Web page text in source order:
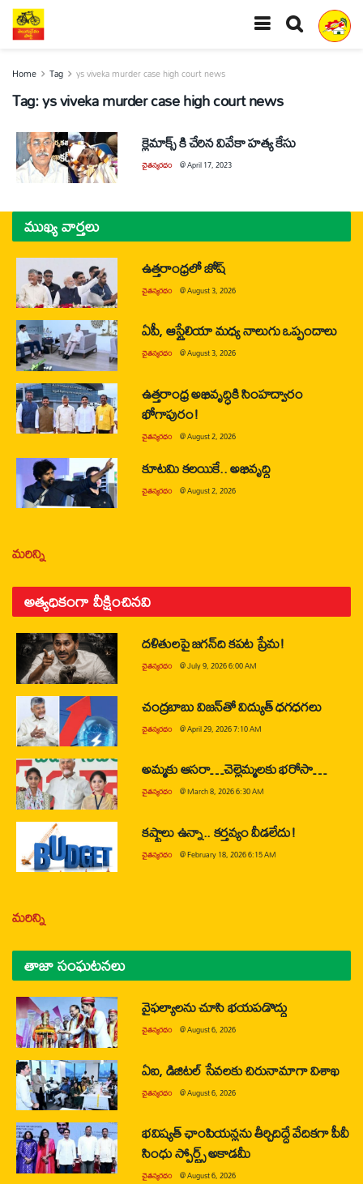
Home Tag ys viveka murder case high court news
Tag:ys viveka murder case high court news
క్లైమాక్స్ కి చేరిన వివేకా హత్య కేసు
చైతన్యరధం @April 17, 2023
ముఖ్య వార్తలు
ఉత్తరాంధ్రలో జోష్
చైతన్యరధం @August 3, 2026
ఏపీ, ఆస్ట్రేలియా మధ్య నాలుగు ఒప్పందాలు
చైతన్యరధం @August 3, 2026
ఉత్తరాంధ్ర అభివృద్ధికి సింహద్వారం
భోగాపురం!
చైతన్యరధం @August 2, 2026
కూటమి కలయికే.. అభివృద్ధి
చైతన్యరధం @August 2, 2026
మరిన్ని
అత్యధికంగా వీక్షించినవి
దళితులపై జగన్‌ది కపట ప్రేమ!
చైతన్యరధం @July 9, 2026 6:00 AM
చంద్రబాబు విజన్‌తో విద్యుత్ ధగధగలు
చైతన్యరధం @April 29, 2026 7:10 AM
అమ్మకు ఆసరా…చెల్లెమ్మలకు భరోసా…
చైతన్యరధం @March 8, 2026 6:30 AM
కష్టాలు ఉన్నా.. కర్తవ్యం వీడలేదు!
చైతన్యరధం @February 18, 2026 6:15 AM
మరిన్ని
తాజా సంఘటనలు
వైఫల్యాలను చూసి భయపడొద్దు
చైతన్యరధం @August 6, 2026
ఏఐ, డిజిటల్ సేవలకు చిరునామాగా విశాఖ
చైతన్యరధం @August 6, 2026
భవిష్యత్ ఛాంపియన్లను తీర్చిదిద్దే వేదికగా పీవీ
సింధు స్పోర్ట్స్ అకాడమీ
చైతన్యరధం @August 6, 2026